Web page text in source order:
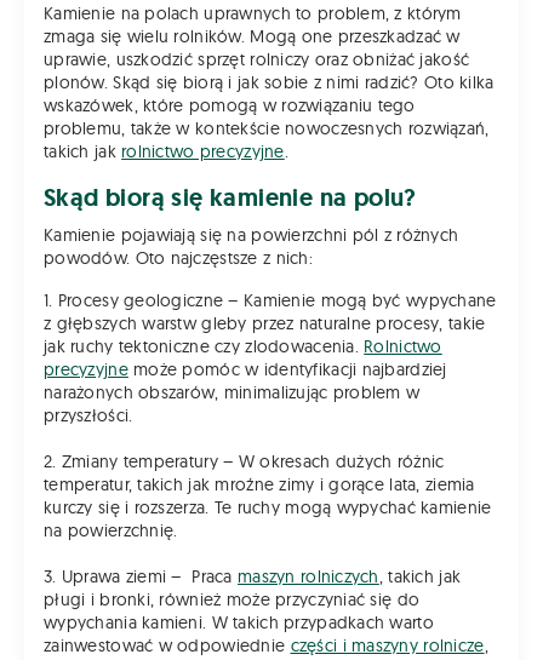
Kamienie na polach uprawnych to problem, z którym
zmaga się wielu rolników. Mogą one przeszkadzać w
uprawie, uszkodzić sprzęt rolniczy oraz obniżać jakość
plonów. Skąd się biorą i jak sobie z nimi radzić? Oto kilka
wskazówek, które pomogą w rozwiązaniu tego
problemu, także w kontekście nowoczesnych rozwiązań,
takich jak rolnictwo precyzyjne.
Skąd biorą się kamienie na polu?
Kamienie pojawiają się na powierzchni pól z różnych
powodów. Oto najczęstsze z nich:
1. Procesy geologiczne – Kamienie mogą być wypychane
z głębszych warstw gleby przez naturalne procesy, takie
jak ruchy tektoniczne czy zlodowacenia. Rolnictwo
precyzyjnemoże pomóc w identyfikacji najbardziej
narażonych obszarów, minimalizując problem w
przyszłości.
2. Zmiany temperatury – W okresach dużych różnic
temperatur, takich jak mroźne zimy i gorące lata, ziemia
kurczy się i rozszerza. Te ruchy mogą wypychać kamienie
na powierzchnię.
3. Uprawa ziemi – Praca maszyn rolniczych, takich jak
pługi i bronki, również może przyczyniać się do
wypychania kamieni. W takich przypadkach warto
zainwestować w odpowiednie części i maszyny rolnicze,